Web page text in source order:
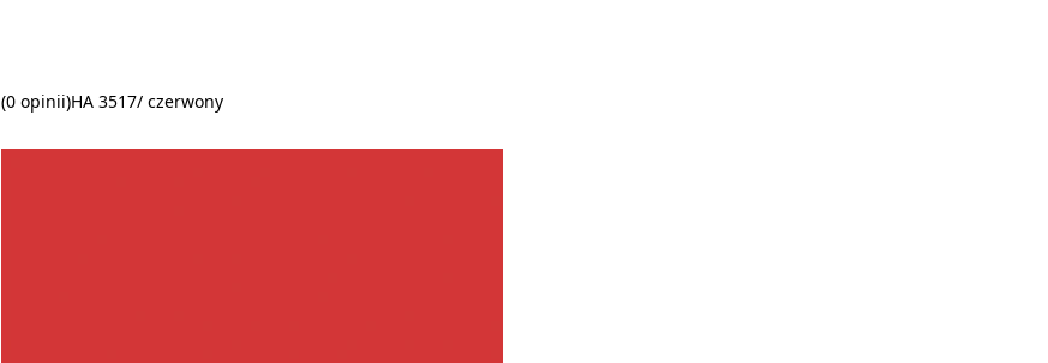
(0 opinii)HA 3517/ czerwony